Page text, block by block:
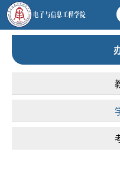
南昌应用技术师范学院，助你圆梦!